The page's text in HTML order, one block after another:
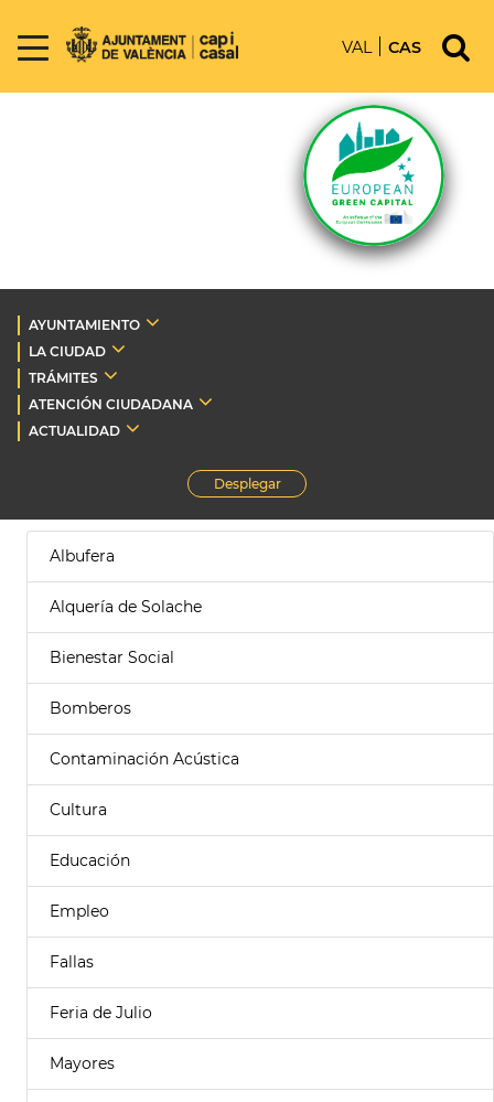
VAL CAS
AYUNTAMIENTO
LA CIUDAD
TRÁMITES
ATENCIÓN CIUDADANA
ACTUALIDAD
Desplegar
Albufera
Alquería de Solache
Bienestar Social
Bomberos
Contaminación Acústica
Cultura
Educación
Empleo
Fallas
Feria de Julio
Mayores